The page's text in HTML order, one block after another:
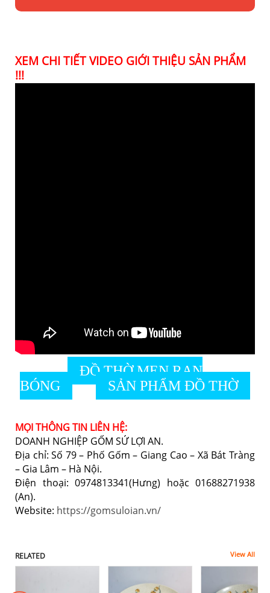
XEM CHI TIẾT VIDEO GIỚI THIỆU SẢN PHẨM
!!!
ĐỒ THỜ MEN RẠN
BÓNG
SẢN PHẨM ĐỒ THỜ
MỌI THÔNG TIN LIÊN HỆ:
DOANH NGHIỆP GỐM SỨ LỢI AN.
Địa chỉ: Số 79 – Phố Gốm – Giang Cao – Xã Bát Tràng
– Gia Lâm – Hà Nội.
Điện thoại: 0974813341(Hưng) hoặc 01688271938
(An).
Website: https://gomsuloian.vn/
RELATED View All